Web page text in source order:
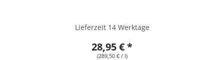
Lieferzeit 14 Werktage
28,95 € *
(289,50 € / l)